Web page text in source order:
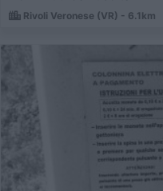
Rivoli Veronese (VR) - 6.1km